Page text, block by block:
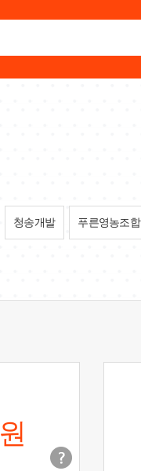
청송개발 푸른영농조